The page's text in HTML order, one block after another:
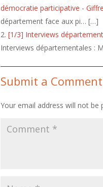
démocratie participative -
département face aux pi… […]
[1/3] Interviews
Interviews départementales :
Submit a Comment
Your email address will not be